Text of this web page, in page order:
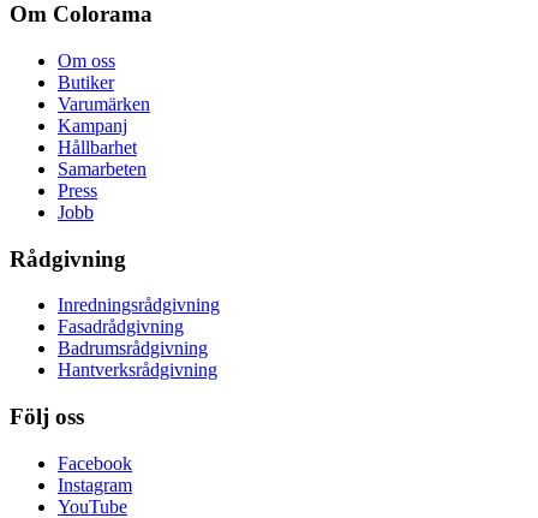
Om Colorama
Om oss
Butiker
Varumärken
Kampanj
Hållbarhet
Samarbeten
Press
Jobb
Rådgivning
Inredningsrådgivning
Fasadrådgivning
Badrumsrådgivning
Hantverksrådgivning
Följ oss
Facebook
Instagram
YouTube